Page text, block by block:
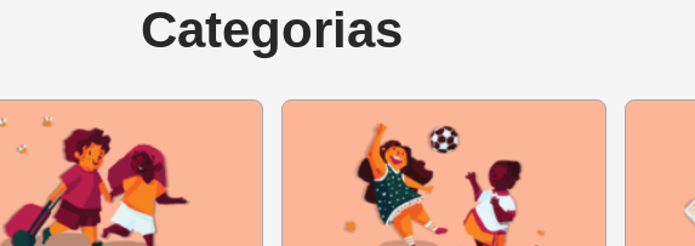
Ao iniciar a segunda reunião do ano,
comece explicando a importância de
em 2020 para o planejamento das atividades neste novo ano. Oriente sobre
meses serão utilizados e sobre a necessidade da integração entre as equipes
Categorias